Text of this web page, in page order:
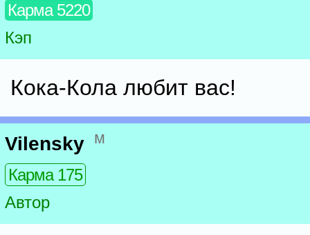
Карма 5220
Кэп
Кока-Кола любит вас!
Vilensky м
Карма 175
Автор